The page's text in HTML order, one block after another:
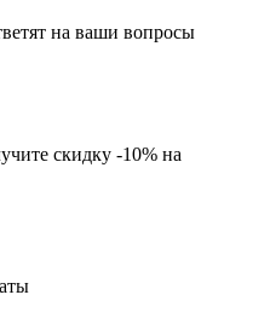
на ваши вопросы
скидку -10% на